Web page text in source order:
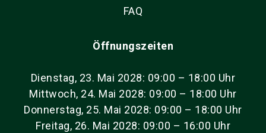
FAQ
Öffnungszeiten
Dienstag, 23. Mai 2028: 09:00 – 18:00 Uhr
Mittwoch, 24. Mai 2028: 09:00 – 18:00 Uhr
Donnerstag, 25. Mai 2028: 09:00 – 18:00 Uhr
Freitag, 26. Mai 2028: 09:00 – 16:00 Uhr